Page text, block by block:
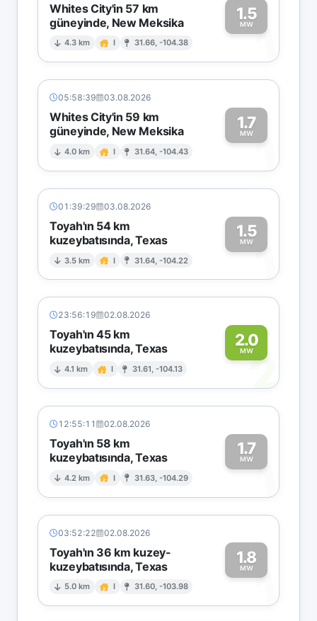
Whites City'in 57 km
güneyinde, New Meksika
4.3 km I 31.66, -104.38
1.5
MW1
05:58:39 03.08.2026
Whites City'in 59 km
güneyinde, New Meksika
4.0 km I 31.64, -104.43
1.7
MW1
01:39:29 03.08.2026
Toyah'ın 54 km
kuzeybatısında, Texas
3.5 km I 31.64, -104.22
1.5
MW1
23:56:19 02.08.2026
Toyah'ın 45 km
kuzeybatısında, Texas
4.1 km I 31.61, -104.13
2.0
MW2
12:55:11 02.08.2026
Toyah'ın 58 km
kuzeybatısında, Texas
4.2 km I 31.63, -104.29
1.7
MW1
03:52:22 02.08.2026
Toyah'ın 36 km kuzey-
kuzeybatısında, Texas
5.0 km I 31.60, -103.98
1.8
MW1